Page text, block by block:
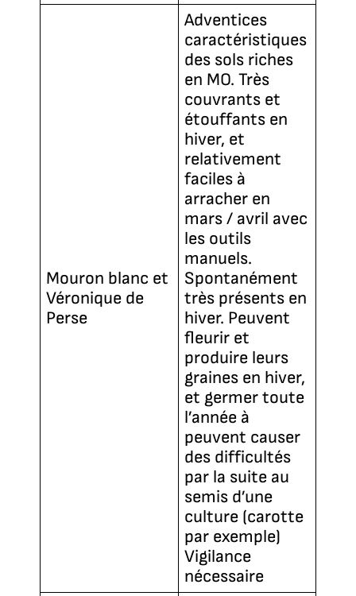
Mouron blanc et
Véronique de
Perse
Adventices
caractéristiques
des sols riches
en MO. Très
couvrants et
étouffants en
hiver, et
relativement
faciles à
arracher en
mars / avril avec
les outils
manuels.
Spontanément
très présents en
hiver. Peuvent
fleurir et
produire leurs
graines en hiver,
et germer toute
l’année à
peuvent causer
des difficultés
par la suite au
semis d’une
culture (carotte
par exemple)
Vigilance
nécessaire